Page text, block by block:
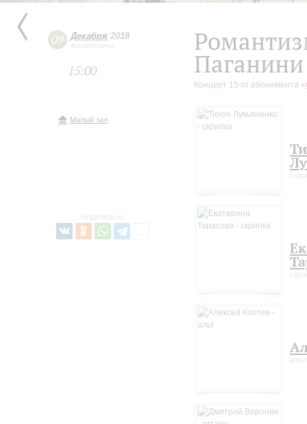
09 Декабря 2018
воскресенье
15:00
Малый зал
Поделиться:
Концерт 15-го абонемента «